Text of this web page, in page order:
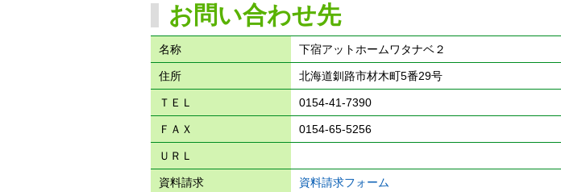
お問い合わせ先
名称 下宿アットホームワタナベ２
住所 北海道釧路市材木町5番29号
ＴＥＬ 0154-41-7390
ＦＡＸ 0154-65-5256
ＵＲＬ
資料請求 資料請求フォーム